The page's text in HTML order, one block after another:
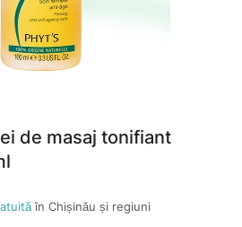
de masaj tonifiant
în Chișinău și regiuni